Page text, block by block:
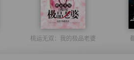
桃运无双：我的极品老婆